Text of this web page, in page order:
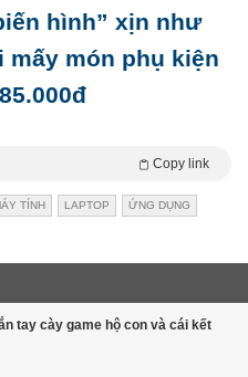
hình” xịn như
món phụ kiện
Copy link
TÍNH LAPTOP ỨNG DỤNG
tay cày game hộ con và cái kết